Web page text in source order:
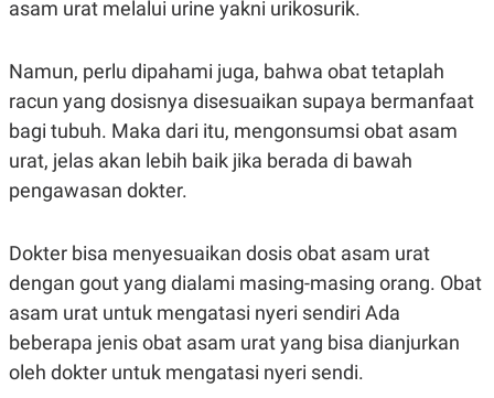
asam urat melalui urine yakni urikosurik.
Namun, perlu dipahami juga, bahwa obat tetaplah
racun yang dosisnya disesuaikan supaya bermanfaat
bagi tubuh. Maka dari itu, mengonsumsi obat asam
urat, jelas akan lebih baik jika berada di bawah
pengawasan dokter.
Dokter bisa menyesuaikan dosis obat asam urat
dengan gout yang dialami masing-masing orang. Obat
asam urat untuk mengatasi nyeri sendiri Ada
beberapa jenis obat asam urat yang bisa dianjurkan
oleh dokter untuk mengatasi nyeri sendi.